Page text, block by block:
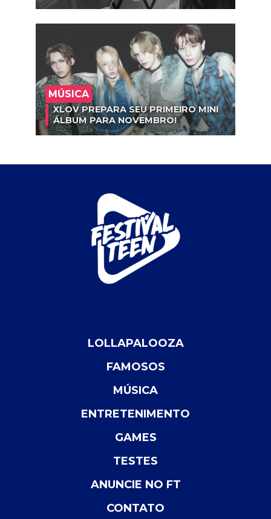
MÚSICA
XLOV PREPARA SEU PRIMEIRO MINI
ÁLBUM PARA NOVEMBRO!
LOLLAPALOOZA
FAMOSOS
MÚSICA
ENTRETENIMENTO
GAMES
TESTES
ANUNCIE NO FT
CONTATO